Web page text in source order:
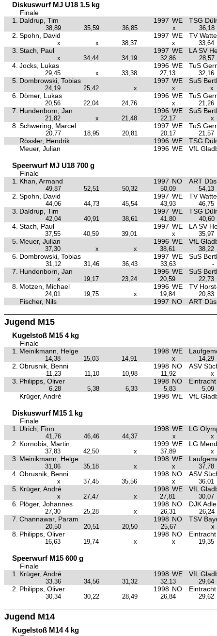
Diskuswurf MJ U18 1.5 kg
Finale
1.
Daldrup, Tim 1997 WE TSG
38,89 35,59 36,85 x 36,18
2. Spohn, David 1997 WE TV
x x 38,37 x 33,64
3. Stach, Paul 1997 WE LA SV
x 34,44 34,19 32,86 28,57
4. Jocks, Lukas 1996 WE TuS
29,45 x 33,38 27,13 32,16
5. Dombrowski, Tobias 1997 WE SuS
24,19 25,42 x x x
6. Dömer, Lukas 1996 WE TuS
20,56 22,04 24,76 x 21,26
7. Hundenborn, Jan 1996 WE SuS
21,82 x 21,48 22,17 x
8. Schwering, Marcel 1997 WE TuS
20,77 18,95 20,81 20,17 21,57
Rössler, Hendrik 1996 WE
TSG
Meuer, Julian
1996 WE VfL
Speerwurf MJ U18 700 g
Finale
1.
Khan, Armand 1997 NO ART
49,87 52,51 50,32 50,09 54,13
2. Spohn, David 1997 WE TV
44,06 44,73 45,54 43,93 46,75
3. Daldrup, Tim 1997 WE TSG
42,04 40,91 38,61 41,80 40,60
4. Stach, Paul 1997 WE LA SV
37,55 40,59 39,01 x 35,97
5. Meuer, Julian 1996 WE VfL
37,30 x x 38,61 38,22
6. Dombrowski, Tobias 1997 WE SuS
31,12 31,46 36,43 33,63 -
7. Hundenborn, Jan 1996 WE SuS
x 19,17 23,24 20,59 22,73
8. Motzen, Michael 1996 WE TV
24,01 19,75 x 19,84 20,83
Fischer, Nils 1997 NO ART
Jugend M15
Kugelstoß M15 4 kg
Finale
1.
Meinikmann, Helge 1998 WE
14,38 15,03 14,91 x 14,29
2. Obrusnik, Benni 1998 NO ASV
11,23 11,10 10,98 11,92 x
3. Philipps, Oliver 1998 NO
6,28 5,38 6,33 5,83 5,09
Krüger, André 1998 WE VfL
Diskuswurf M15 1 kg
Finale
1.
Ulrich, Finn 1998 WE LG
41,76 46,46 44,37 x x
2. Kornobis, Martin 1999 WE LG
37,83 42,50 x 37,89 x
3. Meinikmann, Helge 1998 WE
31,06 35,18 x x 37,78
4. Obrusnik, Benni 1998 NO ASV
x 37,45 35,56 x 36,01
5. Krüger, André 1998 WE VfL
x 27,47 x 27,81 30,07
6. Plöger, Johannes 1998 NO DJK
27,30 25,28 x 26,31 26,24
7. Channawar, Param 1998 NO TSV
20,50 20,51 20,50 25,67 x
8. Philipps, Oliver 1998 NO
16,63 19,74 x x 19,35
Speerwurf M15 600 g
Finale
1.
Krüger, André 1998 WE VfL
33,36 34,56 31,32 32,13 29,64
2. Philipps, Oliver 1998 NO
30,34 30,22 28,49 26,84 29,62
Jugend M14
Kugelstoß M14 4 kg